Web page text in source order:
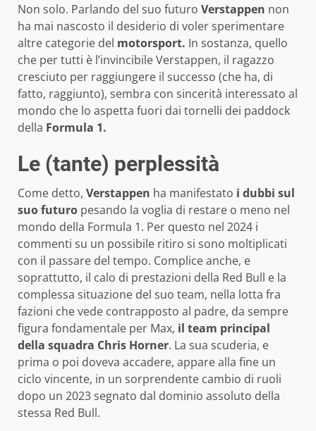
Non solo. Parlando del suo futuro Verstappen non
ha mai nascosto il desiderio di voler sperimentare
altre categorie del motorsport. In sostanza, quello
che per tutti è l’invincibile Verstappen, il ragazzo
cresciuto per raggiungere il successo (che ha, di
fatto, raggiunto), sembra con sincerità interessato al
mondo che lo aspetta fuori dai tornelli dei paddock
della Formula 1.
Le (tante) perplessità
Come detto, Verstappen ha manifestato i dubbi sul
suo futuro pesando la voglia di restare o meno nel
mondo della Formula 1. Per questo nel 2024 i
commenti su un possibile ritiro si sono moltiplicati
con il passare del tempo. Complice anche, e
soprattutto, il calo di prestazioni della Red Bull e la
complessa situazione del suo team, nella lotta fra
fazioni che vede contrapposto al padre, da sempre
figura fondamentale per Max, il team principal
della squadra Chris Horner. La sua scuderia, e
prima o poi doveva accadere, appare alla fine un
ciclo vincente, in un sorprendente cambio di ruoli
dopo un 2023 segnato dal dominio assoluto della
stessa Red Bull.